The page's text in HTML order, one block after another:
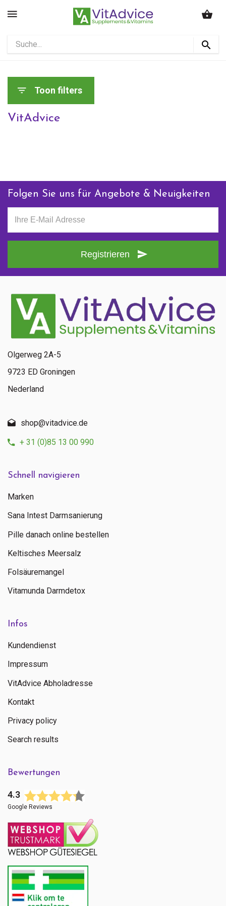
Toon filters
VitAdvice
Folgen Sie uns für Angebote & Neuigkeiten
Registrieren
Schnell navigieren
Marken
Sana Intest Darmsanierung
Pille danach online bestellen
Keltisches Meersalz
Folsäuremangel
Vitamunda Darmdetox
Infos
Kundendienst
Impressum
VitAdvice Abholadresse
Kontakt
Privacy policy
Search results
Bewertungen
4.3
Google Reviews
Olgerweg 2A-5
9723 ED Groningen
Nederland
shop@vitadvice.de
+ 31 (0)85 13 00 990